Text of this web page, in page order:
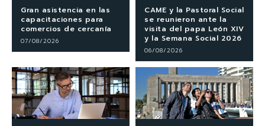
Gran asistencia en las
capacitaciones para
comercios de cercanía
07/08/2026
CAME y la Pastoral Social
se reunieron ante la
visita del papa León XIV
y la Semana Social 2026
06/08/2026